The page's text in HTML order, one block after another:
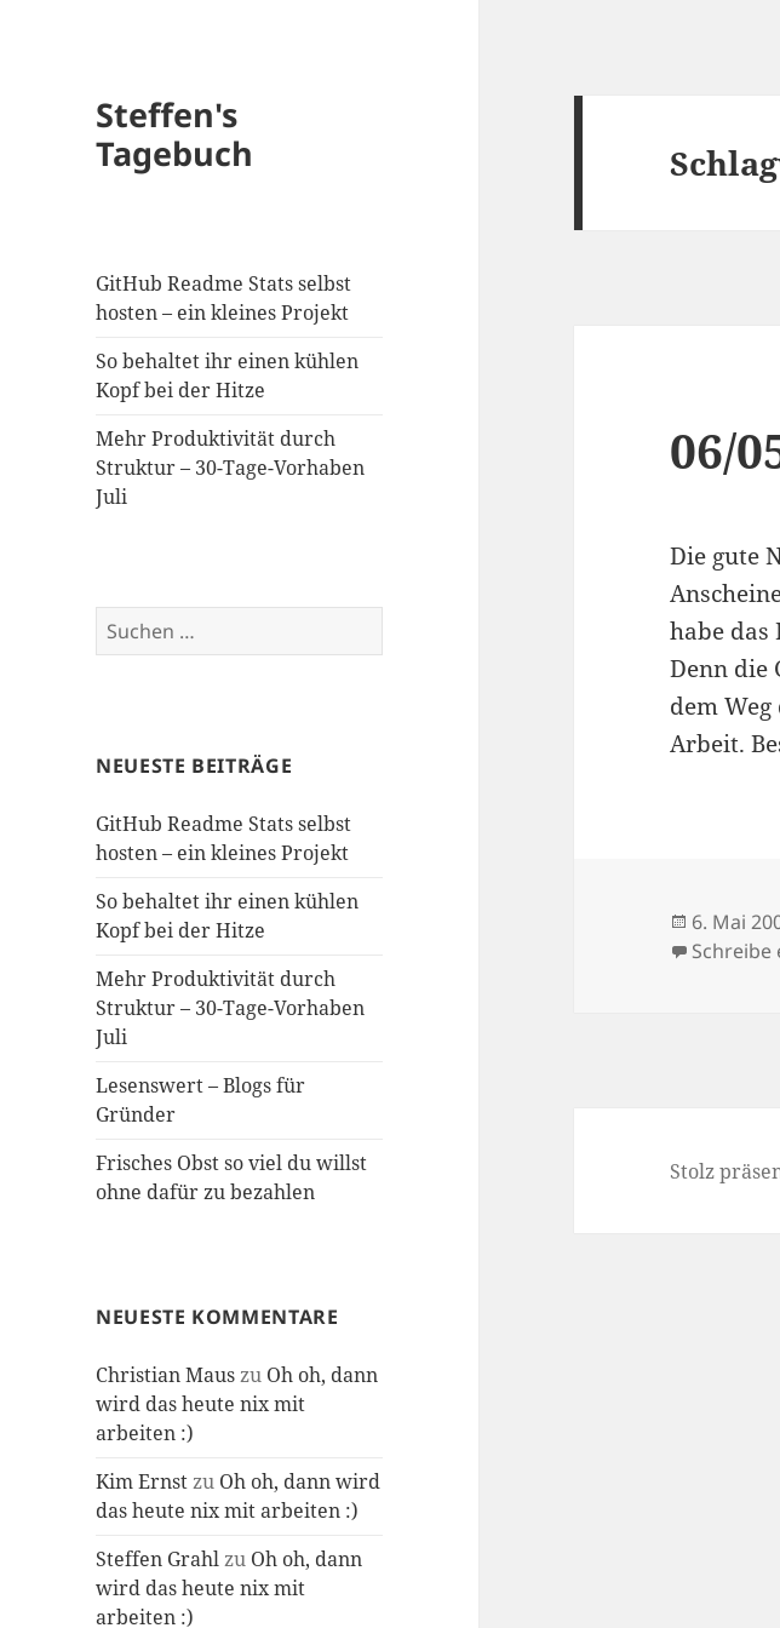
Steffen's
Tagebuch
GitHub Readme Stats selbst
hosten – ein kleines Projekt
So behaltet ihr einen kühlen
Kopf bei der Hitze
Mehr Produktivität durch
Struktur – 30-Tage-Vorhaben
Juli
Suchen
nach:
NEUESTE BEITRÄGE
GitHub Readme Stats selbst
hosten – ein kleines Projekt
So behaltet ihr einen kühlen
Kopf bei der Hitze
Mehr Produktivität durch
Struktur – 30-Tage-Vorhaben
Juli
Lesenswert – Blogs für
Gründer
Frisches Obst so viel du willst
ohne dafür zu bezahlen
NEUESTE KOMMENTARE
Christian Mauszu Oh oh, dann
wird das heute nix mit
arbeiten :)
Kim Ernstzu Oh oh, dann wird
das heute nix mit arbeiten :)
Steffen Grahlzu Oh oh, dann
wird das heute nix mit
arbeiten :)
06/
Die gute
habe das
Denn die
dem
Arbeit.
am
6. Mai
Stolz